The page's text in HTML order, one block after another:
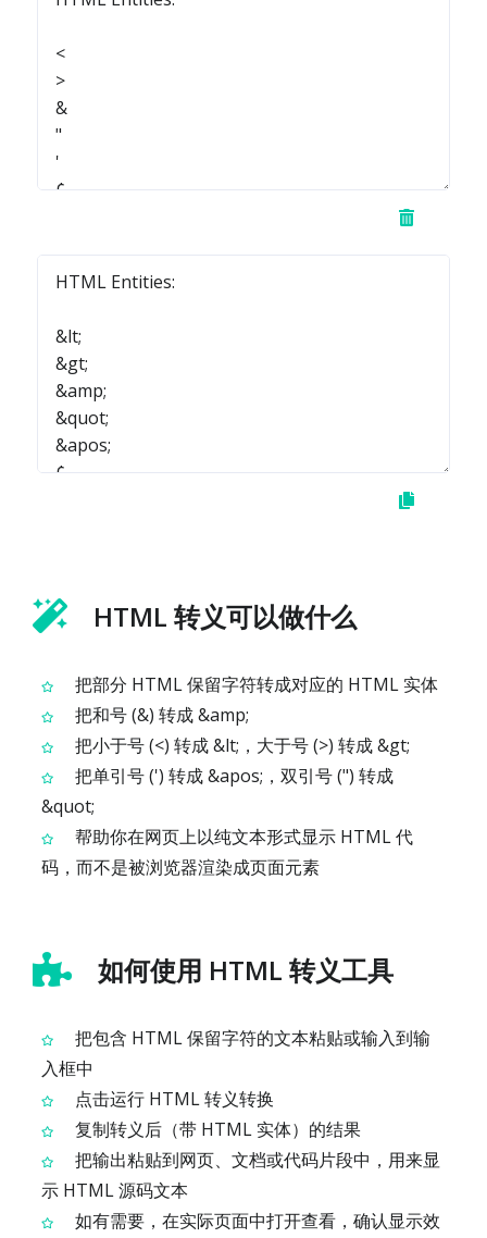
HTML 转义可以做什么
把部分 HTML 保留字符转成对应的 HTML 实体
把和号 (&) 转成 &amp;
把小于号 (<) 转成 &lt;，大于号 (>) 转成 &gt;
把单引号 (') 转成 &apos;，双引号 (") 转成
&quot;
帮助你在网页上以纯文本形式显示 HTML 代
码，而不是被浏览器渲染成页面元素
如何使用 HTML 转义工具
把包含 HTML 保留字符的文本粘贴或输入到输
入框中
点击运行 HTML 转义转换
复制转义后（带 HTML 实体）的结果
把输出粘贴到网页、文档或代码片段中，用来显
示 HTML 源码文本
如有需要，在实际页面中打开查看，确认显示效